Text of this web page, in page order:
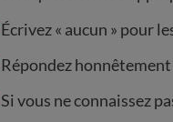
Écrivez « aucun » pour
Répondez
Si vous ne connaissez